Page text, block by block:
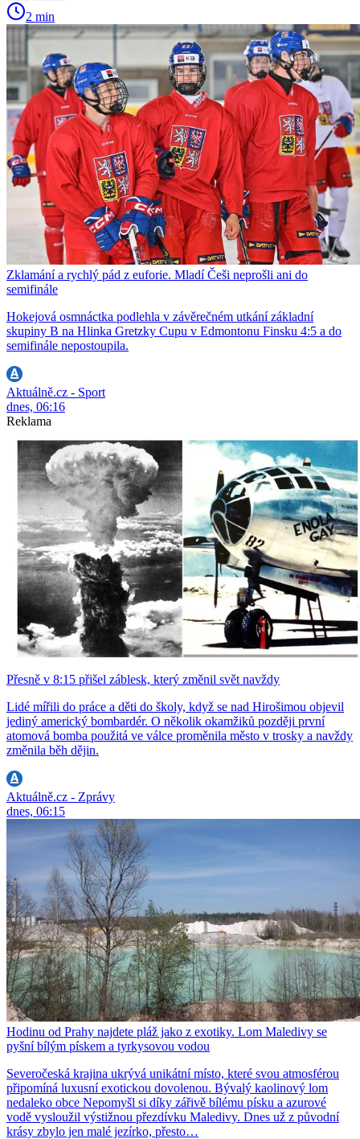
2 min
Zklamání a rychlý pád z euforie. Mladí Češi neprošli ani do
semifinále
Hokejová osmnáctka podlehla v závěrečném utkání základní
skupiny B na Hlinka Gretzky Cupu v Edmontonu Finsku 4:5 a do
semifinále nepostoupila.
Aktuálně.cz - Sport
dnes, 06:16
Reklama
Přesně v 8:15 přišel záblesk, který změnil svět navždy
Lidé mířili do práce a děti do školy, když se nad Hirošimou objevil
jediný americký bombardér. O několik okamžiků později první
atomová bomba použitá ve válce proměnila město v trosky a navždy
změnila běh dějin.
Aktuálně.cz - Zprávy
dnes, 06:15
Hodinu od Prahy najdete pláž jako z exotiky. Lom Maledivy se
pyšní bílým pískem a tyrkysovou vodou
Severočeská krajina ukrývá unikátní místo, které svou atmosférou
připomíná luxusní exotickou dovolenou. Bývalý kaolinový lom
nedaleko obce Nepomyšl si díky zářivě bílému písku a azurové
vodě vysloužil výstižnou přezdívku Maledivy. Dnes už z původní
krásy zbylo jen malé jezírko, přesto…